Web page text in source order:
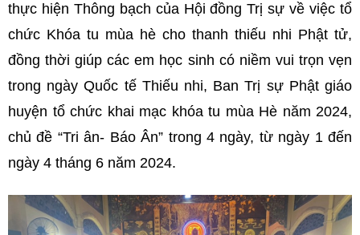
thực hiện Thông bạch của Hội đồng Trị sự về việc tổ
chức Khóa tu mùa hè cho thanh thiếu nhi Phật tử,
đồng thời giúp các em học sinh có niềm vui trọn vẹn
trong ngày Quốc tế Thiếu nhi, Ban Trị sự Phật giáo
huyện tổ chức khai mạc khóa tu mùa Hè năm 2024,
chủ đề “Tri ân- Báo Ân” trong 4 ngày, từ ngày 1 đến
ngày 4 tháng 6 năm 2024.